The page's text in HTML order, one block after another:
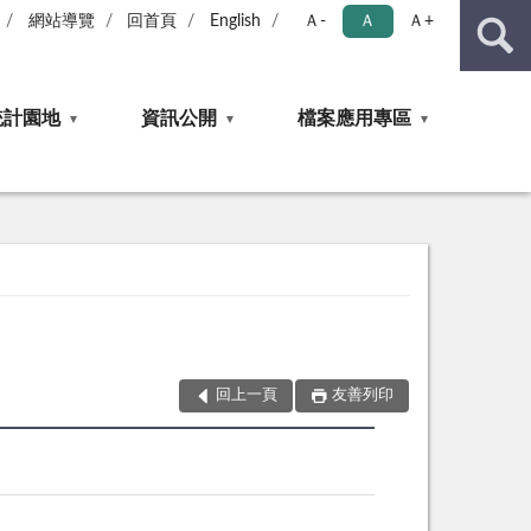
網站導覽 回首頁 English Ａ- Ａ Ａ+
計園地 資訊公開 檔案應用專區
回上一頁 友善列印